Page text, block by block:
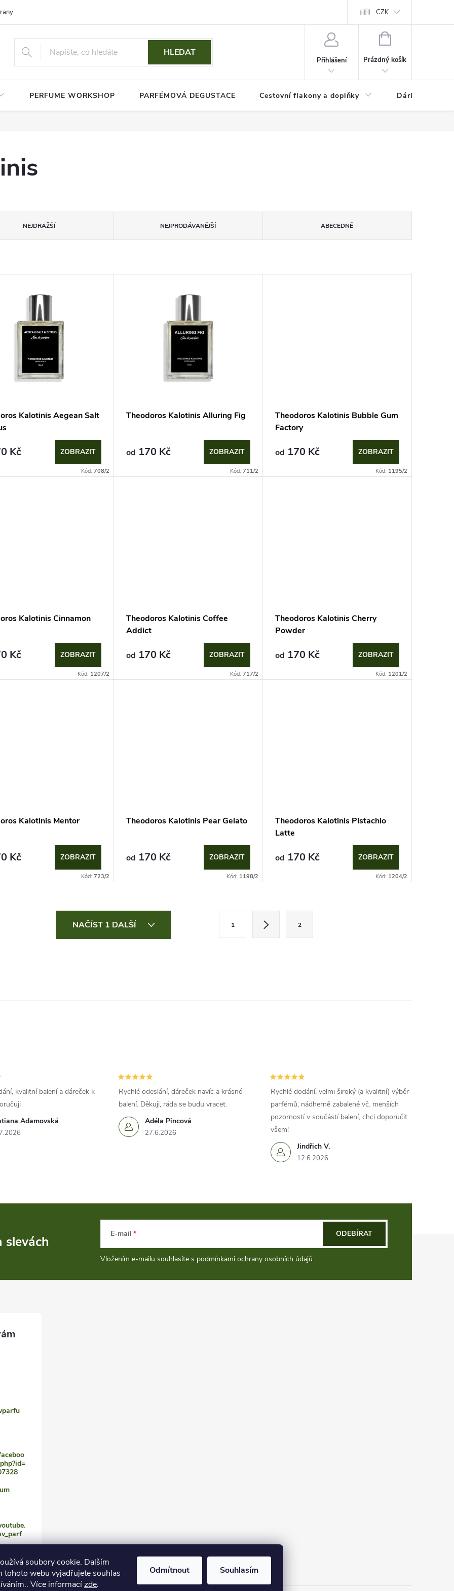
soubory cookie. Dalším
tohoto webu vyjadřujete souhlas
Více informacízde.
Odmítnout Souhlasím
osobních údajů CZK
HLEDAT
Přihlášení
NÁKUPNÍ
Prázdný košík
PERFUME WORKSHOP PARFÉMOVÁ DEGUSTACE Cestovní flakony a doplňky Dárkové
NEJDRAŽŠÍ NEJPRODÁVANĚJŠÍ ABECEDNĚ
Kalotinis Aegean Salt
Kč ZOBRAZIT
Kód: 708/2
Theodoros Kalotinis Alluring Fig
od 170 Kč ZOBRAZIT
Kód: 711/2
Theodoros Kalotinis Bubble Gum
Factory
od 170 Kč ZOBRAZIT
Kód: 1195/2
Kalotinis Cinnamon
Kč ZOBRAZIT
Kód: 1207/2
Theodoros Kalotinis Coffee
Addict
od 170 Kč ZOBRAZIT
Kód: 717/2
Theodoros Kalotinis Cherry
Powder
od 170 Kč ZOBRAZIT
Kód: 1201/2
Kalotinis Mentor
Kč ZOBRAZIT
Kód: 723/2
Theodoros Kalotinis Pear Gelato
od 170 Kč ZOBRAZIT
Kód: 1198/2
Theodoros Kalotinis Pistachio
Latte
od 170 Kč ZOBRAZIT
Kód: 1204/2
NAČÍST 1 DALŠÍ
k
1 2
Adamovská
kvalitní balení a dáreček k
Adéla Pincová
27.6.2026
Rychlé odeslání, dáreček navíc a krásné
balení. Děkuji, ráda se budu vracet.
Jindřich V.
12.6.2026
Rychlé dodání, velmi široký (a kvalitní) výběr
parfémů, nádherně zabalené vč. menších
pozorností v součástí balení, chci doporučit
všem!
slevách E-mail
Vložením e-mailu souhlasíte s podmínkami ochrany osobních údajů
ODEBÍRAT